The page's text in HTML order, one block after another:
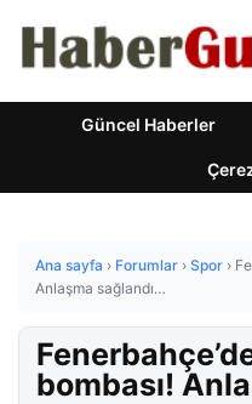
Güncel Haberler
Ana sayfa › Forumlar › Spor ›
Anlaşma sağlandı…
bombası!